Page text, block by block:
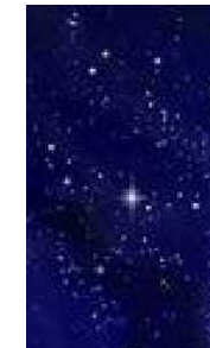
Conoce cual